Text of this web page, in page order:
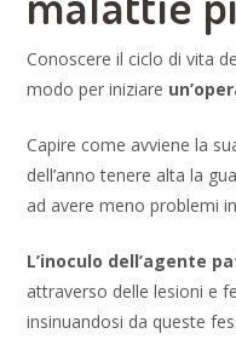
Conoscere il ciclo di vita
modo per iniziare
Capire come avviene la
dell’anno tenere alta la
ad avere meno problemi
L’inoculo dell’agente
attraverso delle lesioni e
insinuandosi da queste